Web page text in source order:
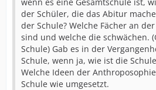
der Schüler, die das Abitur
der Schule? Welche Fächer an
sind und welche die schwächen.
Schule) Gab es in der
Schule, wenn ja, wie ist die
Welche Ideen der
Schule wie umgesetzt.